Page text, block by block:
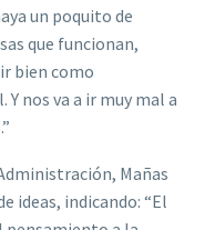
un poquito de
que funcionan,
bien como
nos va a ir muy mal a
Mañas
ideas, indicando: “El